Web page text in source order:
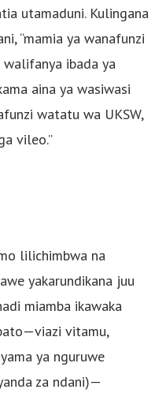
utamaduni. Kulingana
“mamia ya wanafunzi
walifanya ibada ya
aina ya wasiwasi
watatu wa UKSW,
vileo.”
lilichimbwa na
yakarundikana juu
miamba ikawaka
vitamu,
ya nguruwe
za ndani)—